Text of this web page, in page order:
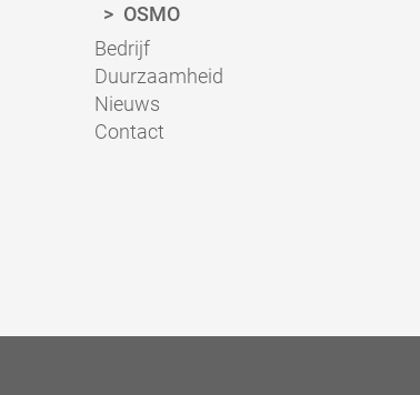
OSMO
Bedrijf
Duurzaamheid
Nieuws
Contact